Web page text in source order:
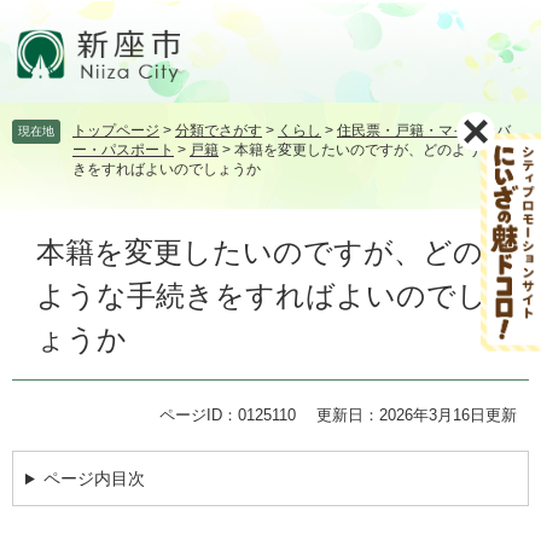
頭飛 現在地 トップページ > 分類でさがす > くらし > 住民票・戸籍・マイナンバ
ー・パスポート > 戸籍 > 本籍を変更したいのですが、どのような手続
きをすればよいのでしょうか
本籍を変更したいのですが、どの
ような手続きをすればよいのでし
ょうか
ページID：0125110 更新日：2026年3月16日更新
ページ内目次